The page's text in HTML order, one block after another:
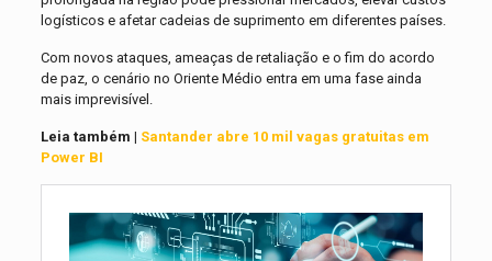
logísticos e afetar cadeias de suprimento em diferentes países.
Com novos ataques, ameaças de retaliação e o fim do acordo
de paz, o cenário no Oriente Médio entra em uma fase ainda
mais imprevisível.
Leia também | Santander abre 10 mil vagas gratuitas em
Power BI